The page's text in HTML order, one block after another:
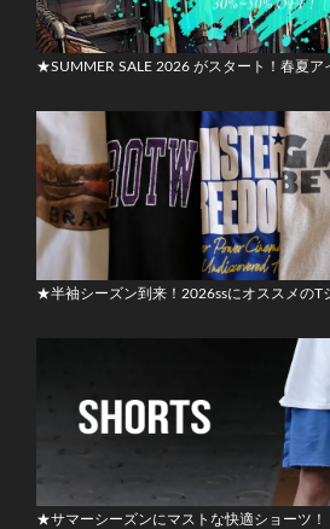
★SUMMER SALE 2026 がスタート！春夏ア
★半袖シーズン到来！2026ssにオススメのT
★サマーシーズンにマストな快適ショーツ！